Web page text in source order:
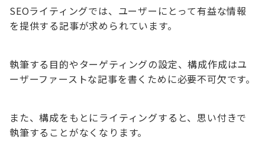
SEOライティングでは、ユーザーにとって有益な情報
を提供する記事が求められています。
執筆する目的やターゲティングの設定、構成作成はユ
ーザーファーストな記事を書くために必要不可欠です。
また、構成をもとにライティングすると、思い付きで
執筆することがなくなります。